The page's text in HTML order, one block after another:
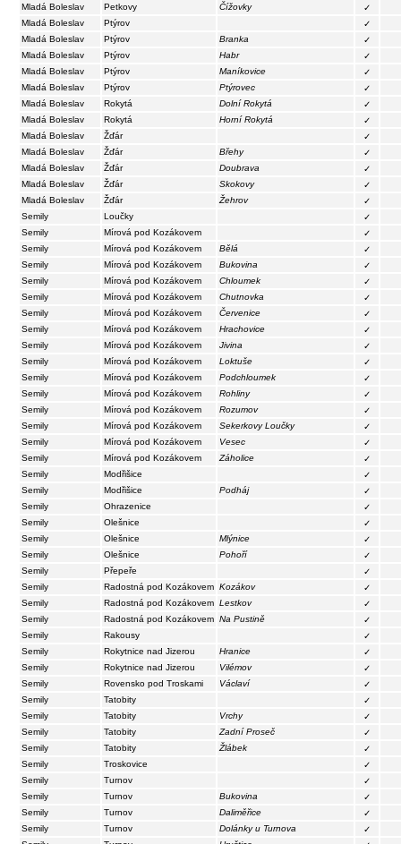
Mladá Boleslav
Petkovy Čížovky
✓
Mladá Boleslav
Ptýrov
✓
Mladá Boleslav
Ptýrov Branka
✓
Mladá Boleslav
Ptýrov Habr
✓
Mladá Boleslav
Ptýrov Maníkovice
✓
Mladá Boleslav
Ptýrov Ptýrovec
✓
Mladá Boleslav
Rokytá Dolní Rokytá
✓
Mladá Boleslav
Rokytá Horní Rokytá
✓
Mladá Boleslav
Žďár
✓
Mladá Boleslav
Žďár Břehy
✓
Mladá Boleslav
Žďár Doubrava
✓
Mladá Boleslav
Žďár Skokovy
✓
Mladá Boleslav
Žďár Žehrov
✓
Semily
Loučky
✓
Semily
Mírová pod Kozákovem
✓
Semily
Mírová pod Kozákovem Bělá
✓
Semily
Mírová pod Kozákovem Bukovina
✓
Semily
Mírová pod Kozákovem Chloumek
✓
Semily
Mírová pod Kozákovem Chutnovka
✓
Semily
Mírová pod Kozákovem Červenice
✓
Semily
Mírová pod Kozákovem Hrachovice
✓
Semily
Mírová pod Kozákovem Jivina
✓
Semily
Mírová pod Kozákovem Loktuše
✓
Semily
Mírová pod Kozákovem Podchloumek
✓
Semily
Mírová pod Kozákovem Rohliny
✓
Semily
Mírová pod Kozákovem Rozumov
✓
Semily
Mírová pod Kozákovem Sekerkovy Loučky
✓
Semily
Mírová pod Kozákovem Vesec
✓
Semily
Mírová pod Kozákovem Záholice
✓
Semily
Modřišice
✓
Semily
Modřišice Podháj
✓
Semily
Ohrazenice
✓
Semily
Olešnice
✓
Semily
Olešnice Mlýnice
✓
Semily
Olešnice Pohoří
✓
Semily
Přepeře
✓
Semily
Radostná pod Kozákovem Kozákov
✓
Semily
Radostná pod Kozákovem Lestkov
✓
Semily
Radostná pod Kozákovem Na Pustině
✓
Semily
Rakousy
✓
Semily
Rokytnice nad Jizerou Hranice
✓
Semily
Rokytnice nad Jizerou Vilémov
✓
Semily
Rovensko pod Troskami Václaví
✓
Semily
Tatobity
✓
Semily
Tatobity Vrchy
✓
Semily
Tatobity Zadní Proseč
✓
Semily
Tatobity Žlábek
✓
Semily
Troskovice
✓
Semily
Turnov
✓
Semily
Turnov Bukovina
✓
Semily
Turnov Daliměřice
✓
Semily
Turnov Dolánky u Turnova
✓